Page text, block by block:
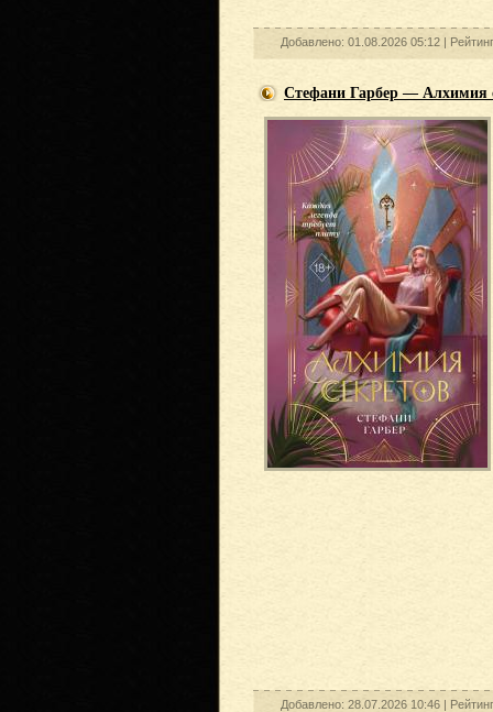
Добавлено: 01.08.2026 05:12 |
Стефани Гарбер — Алхимия
Добавлено: 28.07.2026 10:46 |